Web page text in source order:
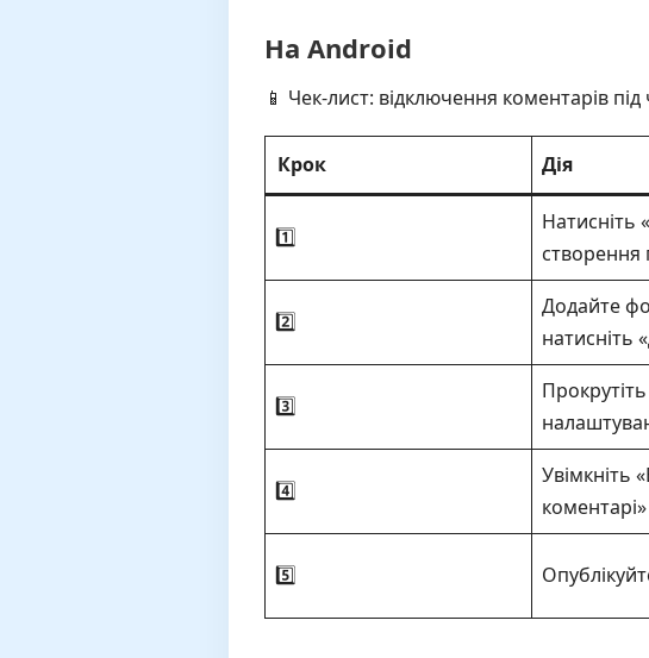
На Android
📱 Чек-лист: відключення коментарів під
Крок Дія
1️⃣
Натисніть
створення
2️⃣
Додайте
натисніть
3️⃣
4️⃣
Увімкніть
коментарі»
5️⃣